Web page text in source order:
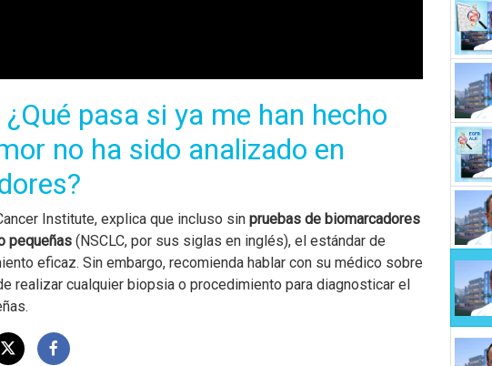
pasa si ya me han hecho
no ha sido analizado en
Institute, explica que incluso sin pruebas de biomarcadores
pequeñas (NSCLC, por sus siglas en inglés), el estándar de
eficaz. Sin embargo, recomienda hablar con su médico sobre
realizar cualquier biopsia o procedimiento para diagnosticar el